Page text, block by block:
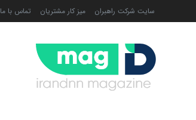
سایت شرکت راهبران میز کار مشتریان تماس با ما